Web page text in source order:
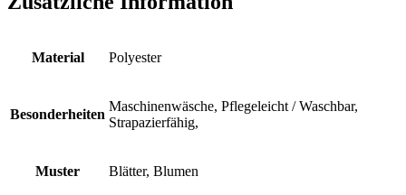
Material Polyester
Besonderheiten
Maschinenwäsche, Pflegeleicht / Waschbar,
Strapazierfähig,
Muster Blätter, Blumen